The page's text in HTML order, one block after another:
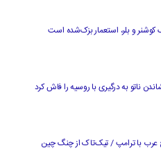
کوشنر و بلر، استعمار بزک‌شده است
ناتو به درگیری با روسیه را فاش کرد
شیخ عرب با ترامپ / تیک‌تاک از چنگ چین